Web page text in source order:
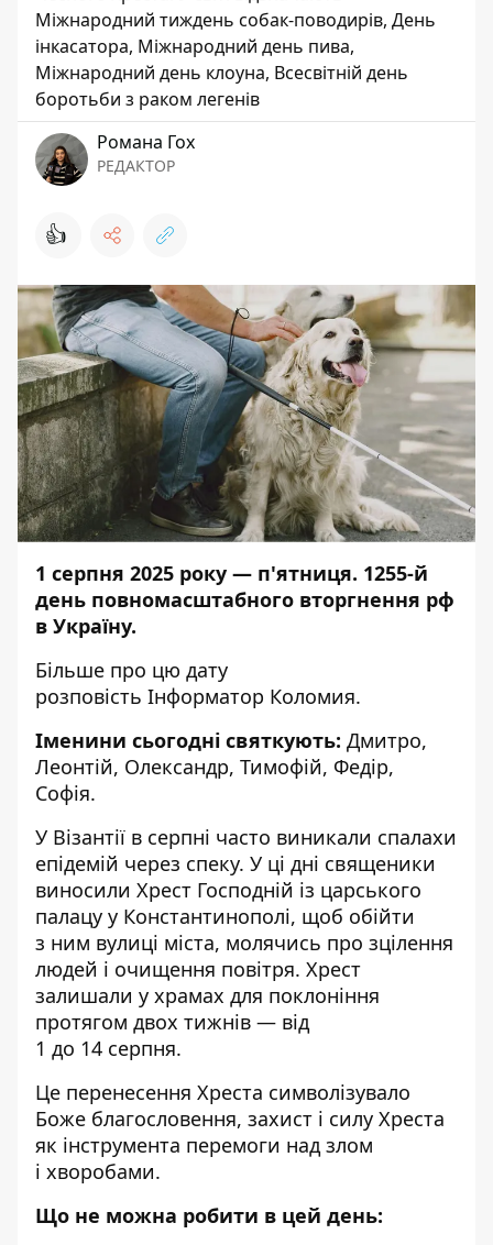
Міжнародний тиждень собак-поводирів, День
інкасатора, Міжнародний день пива,
Міжнародний день клоуна, Всесвітній день
боротьби з раком легенів
Романа Гох
РЕДАКТОР
👍
1 серпня 2025 року — п'ятниця. 1255-й
день повномасштабного вторгнення рф
в Україну.
Більше про цю дату
розповість Інформатор Коломия.
Іменини сьогодні святкують: Дмитро,
Леонтій, Олександр, Тимофій, Федір,
Софія.
У Візантії в серпні часто виникали спалахи
епідемій через спеку. У ці дні священики
виносили Хрест Господній із царського
палацу у Константинополі, щоб обійти
з ним вулиці міста, молячись про зцілення
людей і очищення повітря. Хрест
залишали у храмах для поклоніння
протягом двох тижнів — від
1 до 14 серпня.
Це перенесення Хреста символізувало
Боже благословення, захист і силу Хреста
як інструмента перемоги над злом
і хворобами.
Що не можна робити в цей день: